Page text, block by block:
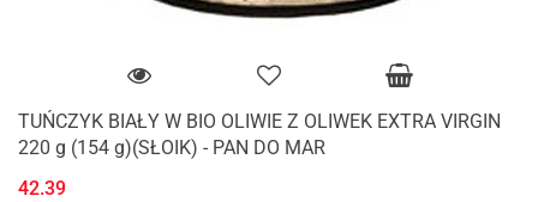
TUŃCZYK BIAŁY W BIO OLIWIE Z OLIWEK EXTRA VIRGIN
220 g (154 g)(SŁOIK) - PAN DO MAR
42.39